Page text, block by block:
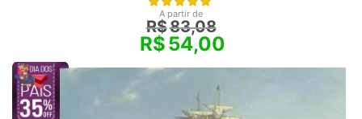
A partir de
R$83,08
R$54,00